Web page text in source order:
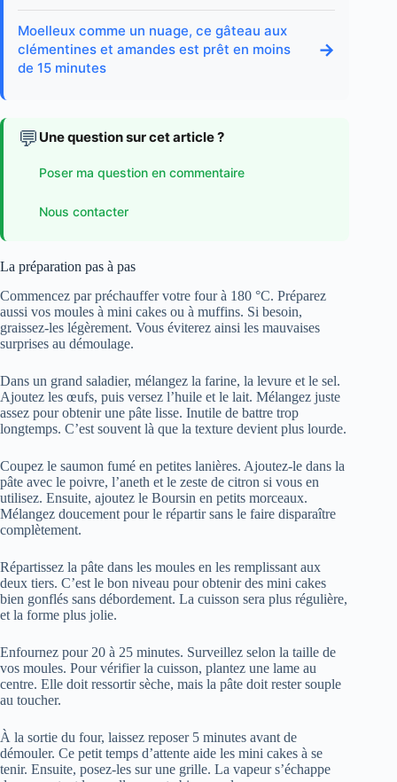
Moelleux comme un nuage, ce gâteau aux
clémentines et amandes est prêt en moins
de 15 minutes
→
💬 Une question sur cet article ?
Poser ma question en commentaire
Nous contacter
La préparation pas à pas
Commencez par préchauffer votre four à 180 °C. Préparez
aussi vos moules à mini cakes ou à muffins. Si besoin,
graissez-les légèrement. Vous éviterez ainsi les mauvaises
surprises au démoulage.
Dans un grand saladier, mélangez la farine, la levure et le sel.
Ajoutez les œufs, puis versez l’huile et le lait. Mélangez juste
assez pour obtenir une pâte lisse. Inutile de battre trop
longtemps. C’est souvent là que la texture devient plus lourde.
Coupez le saumon fumé en petites lanières. Ajoutez-le dans la
pâte avec le poivre, l’aneth et le zeste de citron si vous en
utilisez. Ensuite, ajoutez le Boursin en petits morceaux.
Mélangez doucement pour le répartir sans le faire disparaître
complètement.
Répartissez la pâte dans les moules en les remplissant aux
deux tiers. C’est le bon niveau pour obtenir des mini cakes
bien gonflés sans débordement. La cuisson sera plus régulière,
et la forme plus jolie.
Enfournez pour 20 à 25 minutes. Surveillez selon la taille de
vos moules. Pour vérifier la cuisson, plantez une lame au
centre. Elle doit ressortir sèche, mais la pâte doit rester souple
au toucher.
À la sortie du four, laissez reposer 5 minutes avant de
démouler. Ce petit temps d’attente aide les mini cakes à se
tenir. Ensuite, posez-les sur une grille. La vapeur s’échappe